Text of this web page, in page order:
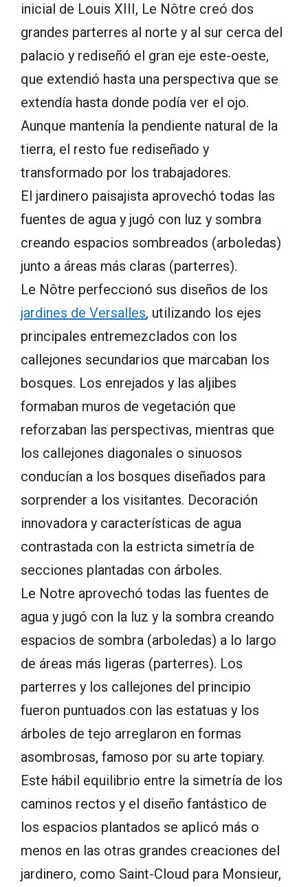
inicial de Louis XIII, Le Nôtre creó dos
grandes parterres al norte y al sur cerca del
palacio y rediseñó el gran eje este-oeste,
que extendió hasta una perspectiva que se
extendía hasta donde podía ver el ojo.
Aunque mantenía la pendiente natural de la
tierra, el resto fue rediseñado y
transformado por los trabajadores.
El jardinero paisajista aprovechó todas las
fuentes de agua y jugó con luz y sombra
creando espacios sombreados (arboledas)
junto a áreas más claras (parterres).
Le Nôtre perfeccionó sus diseños de los
jardines de Versalles, utilizando los ejes
principales entremezclados con los
callejones secundarios que marcaban los
bosques. Los enrejados y las aljibes
formaban muros de vegetación que
reforzaban las perspectivas, mientras que
los callejones diagonales o sinuosos
conducían a los bosques diseñados para
sorprender a los visitantes. Decoración
innovadora y características de agua
contrastada con la estricta simetría de
secciones plantadas con árboles.
Le Notre aprovechó todas las fuentes de
agua y jugó con la luz y la sombra creando
espacios de sombra (arboledas) a lo largo
de áreas más ligeras (parterres). Los
parterres y los callejones del principio
fueron puntuados con las estatuas y los
árboles de tejo arreglaron en formas
asombrosas, famoso por su arte topiary.
Este hábil equilibrio entre la simetría de los
caminos rectos y el diseño fantástico de
los espacios plantados se aplicó más o
menos en las otras grandes creaciones del
jardinero, como Saint-Cloud para Monsieur,